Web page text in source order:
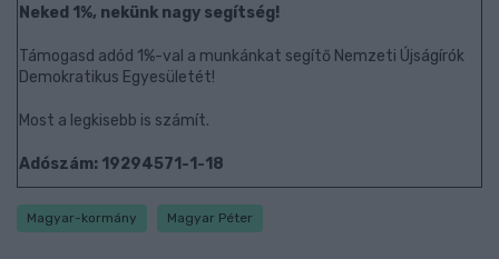
Neked 1%, nekünk nagy segítség!
Támogasd adód 1%-val a munkánkat segítő Nemzeti Újságírók
Demokratikus Egyesületét!
Most a legkisebb is számít.
Adószám: 19294571-1-18
Magyar-kormány Magyar Péter